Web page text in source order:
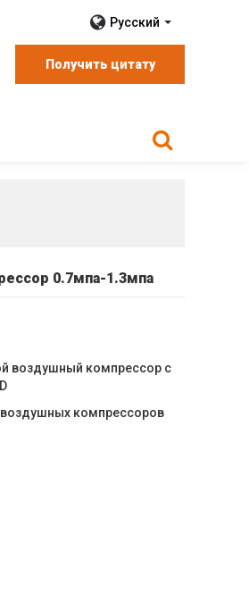
Русский
Получить цитату
0.7мпа-1.3мпа
воздушный компрессор с
компрессоров